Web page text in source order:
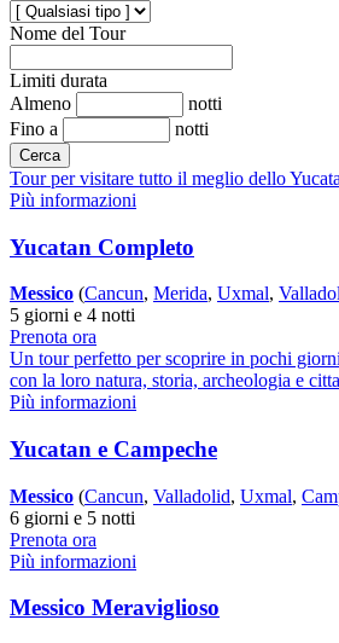
Nome del Tour
Limiti durata
Almeno
notti
Fino a
notti
Cerca
Tour per visitare tutto il meglio dello
Più informazioni
Yucatan Completo
Messico (Cancun, Merida, Uxmal,
5 giorni e 4 notti
Prenota ora
Un tour perfetto per scoprire in pochi
con la loro natura, storia, archeologia e
Più informazioni
Yucatan e Campeche
Messico (Cancun, Valladolid, Uxmal,
6 giorni e 5 notti
Prenota ora
Più informazioni
Messico Meraviglioso